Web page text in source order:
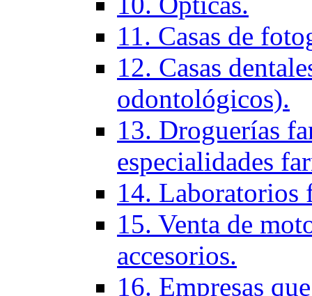
11. Casas de
12. Casas
odontológicos).
13. Droguerías
especialidades
14. Laboratorios
15. Venta de
accesorios.
16. Empresas